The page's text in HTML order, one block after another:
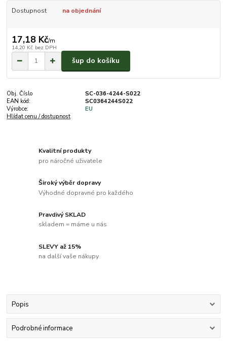
Dostupnost na objednání
17,18 Kč/m
14,20 Kč bez DPH
šup do košíku
Obj. Číslo
SC-036-4244-S022
EAN kód:
SC0364244S022
Výrobce:
EU
Hlídat cenu / dostupnost
Kvalitní produkty
pro náročné uživatele
Široký výběr dopravy
Výhodné dopravné pro každého
Pravdivý SKLAD
skladem = máme u nás
SLEVY až 15%
na další vaše nákupy
Popis
Podrobné informace